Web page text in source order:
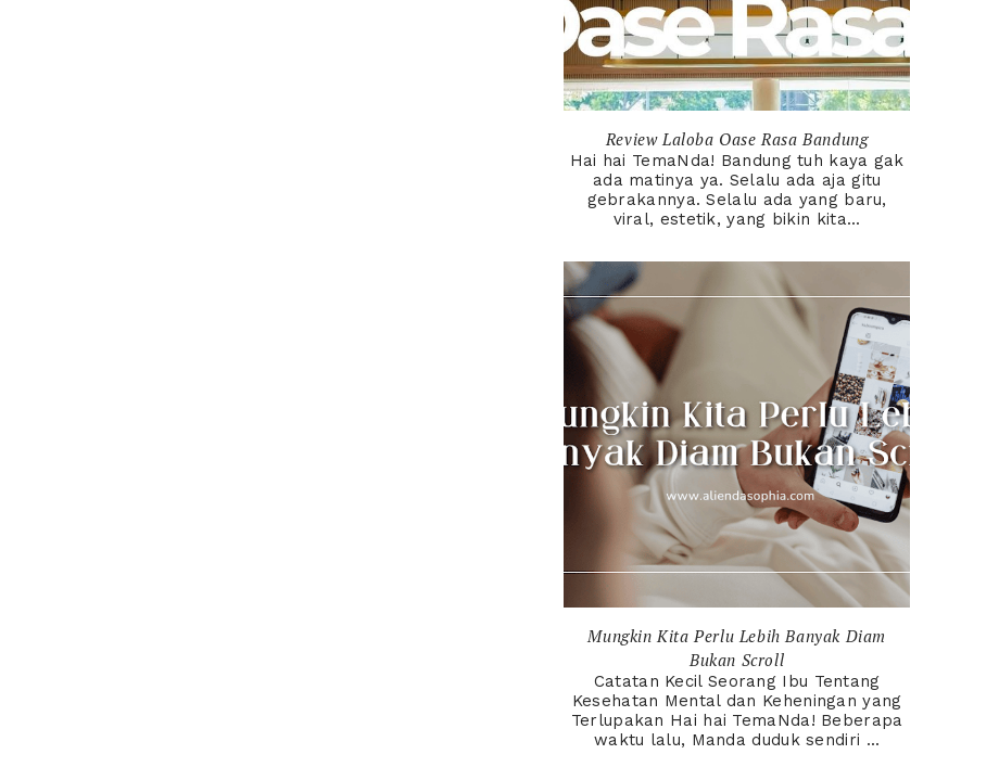
Review Laloba Oase Rasa Bandung
Hai hai TemaNda! Bandung tuh kaya gak
ada matinya ya. Selalu ada aja gitu
gebrakannya. Selalu ada yang baru,
viral, estetik, yang bikin kita...
Mungkin Kita Perlu Lebih Banyak Diam
Bukan Scroll
Catatan Kecil Seorang Ibu Tentang
Kesehatan Mental dan Keheningan yang
Terlupakan Hai hai TemaNda! Beberapa
waktu lalu, Manda duduk sendiri ...